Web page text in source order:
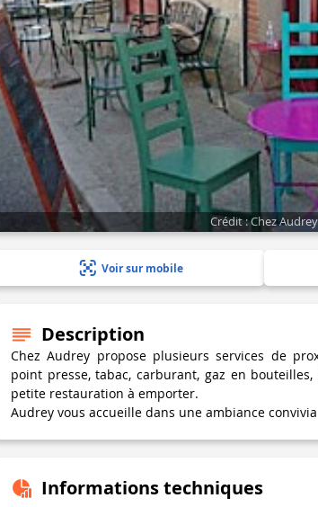
Crédit : Chez Audrey
Voir sur mobile
Description
Chez Audrey propose plusieurs services de
point presse, tabac, carburant, gaz en
petite restauration à emporter.
Audrey vous accueille dans une ambiance
Informations techniques